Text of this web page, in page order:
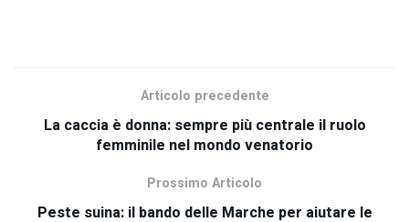
Articolo precedente
La caccia è donna: sempre più centrale il ruolo
femminile nel mondo venatorio
Prossimo Articolo
Peste suina: il bando delle Marche per aiutare le